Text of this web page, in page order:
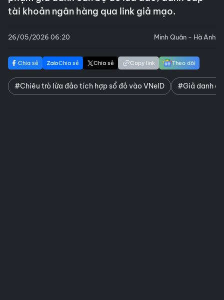
tài khoản ngân hàng qua link giả mạo.
26/05/2026 06:20 Minh Quân - Hà Anh
Chia sẻ Chia sẻ Chia sẻ Copy link Theo dõi
#Chiêu trò lừa đảo tích hợp sổ đỏ vào VNeID #Giả danh